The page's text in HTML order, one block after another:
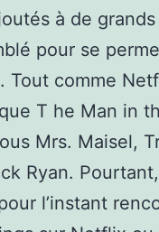
à de
pour se
Tout comme
T he Man in
Mrs. Maisel,
Ryan.
l’instant